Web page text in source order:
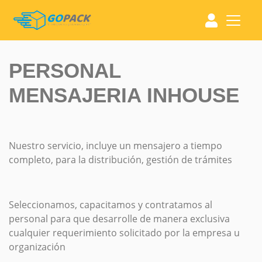
PERSONAL
MENSAJERIA INHOUSE
Nuestro servicio, incluye un mensajero a tiempo
completo, para la distribución, gestión de trámites
Seleccionamos, capacitamos y contratamos al
personal para que desarrolle de manera exclusiva
cualquier requerimiento solicitado por la empresa u
organización